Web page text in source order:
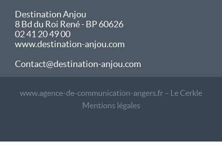
Destination Anjou
8 Bd du Roi René - BP 60626
02 41 20 49 00
www.destination-anjou.com
Contact@destination-anjou.com
www.agence-de-communication-angers.fr – Le Cerkle
Mentions légales